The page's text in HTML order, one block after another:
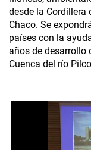
desde la Cordillera
Chaco. Se
países con la
años de desarrollo
Cuenca del río